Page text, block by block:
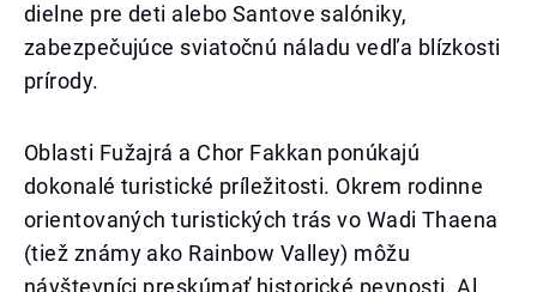
dielne pre deti alebo Santove salóniky,
zabezpečujúce sviatočnú náladu vedľa blízkosti
prírody.
Oblasti Fužajrá a Chor Fakkan ponúkajú
dokonalé turistické príležitosti. Okrem rodinne
orientovaných turistických trás vo Wadi Thaena
(tiež známy ako Rainbow Valley) môžu
návštevníci preskúmať historické pevnosti. Al